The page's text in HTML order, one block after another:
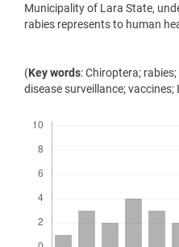
Municipality of Lara State,
rabies represents to human
(Key words: Chiroptera;
disease surveillance; vaccines;